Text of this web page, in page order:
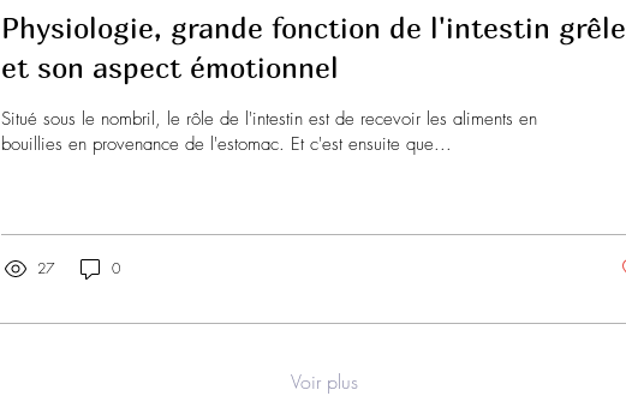
Physiologie, grande fonction de l'intestin grêle
et son aspect émotionnel
Situé sous le nombril, le rôle de l'intestin est de recevoir les aliments en
bouillies en provenance de l'estomac. Et c'est ensuite que...
27 0
Voir plus